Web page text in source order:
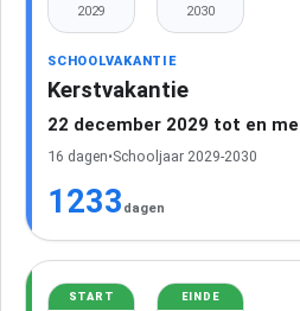
2029 2030
SCHOOLVAKANTIE
Kerstvakantie
22 december 2029 tot en
16 dagen•Schooljaar 2029-2030
1233 dagen
START EINDE